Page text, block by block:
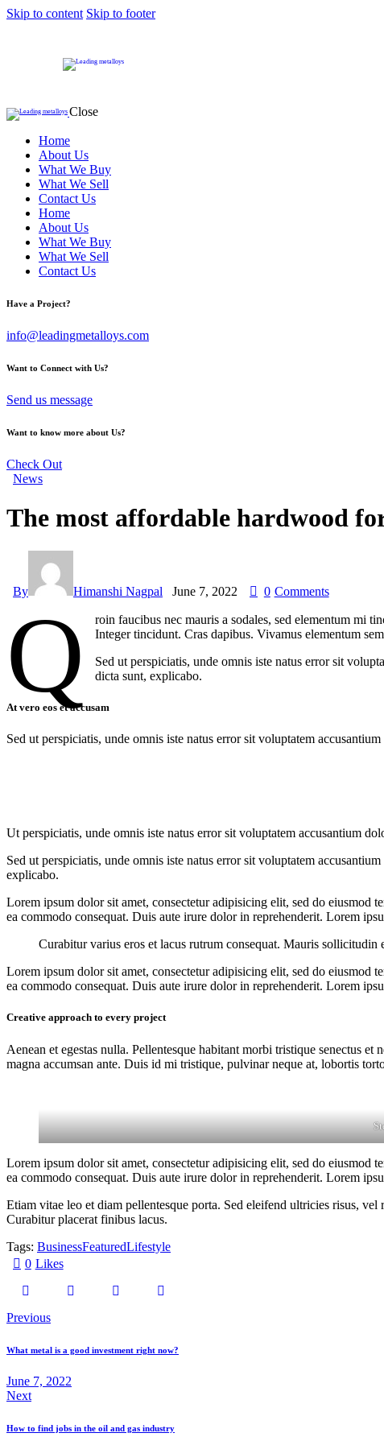
Skip to content Skip to footer
Close
Home
About Us
What We Buy
What We Sell
Contact Us
Home
About Us
What We Buy
What We Sell
Contact Us
Have a Project?
info@leadingmetalloys.com
Want to Connect with Us?
Send us message
Want to know more about Us?
Check Out
News
The most affordable hardwood
By Himanshi Nagpal June 7, 2022 0 Comments
Q
roin faucibus nec mauris a sodales, sed elementum mi
Integer tincidunt. Cras dapibus. Vivamus elementum
Sed ut perspiciatis, unde omnis iste natus error sit
dicta sunt, explicabo.
At vero eos et accusam
Sed ut perspiciatis, unde omnis iste natus error sit voluptatem
Ut perspiciatis, unde omnis iste natus error sit voluptatem accusantium
Sed ut perspiciatis, unde omnis iste natus error sit voluptatem
explicabo.
Lorem ipsum dolor sit amet, consectetur adipisicing elit, sed do
ea commodo consequat. Duis aute irure dolor in reprehenderit. Lorem
Curabitur varius eros et lacus rutrum consequat. Mauris
Lorem ipsum dolor sit amet, consectetur adipisicing elit, sed do
ea commodo consequat. Duis aute irure dolor in reprehenderit. Lorem
Creative approach to every project
Aenean et egestas nulla. Pellentesque habitant morbi tristique senectus
magna accumsan ante. Duis id mi tristique, pulvinar neque at, lobortis
Lorem ipsum dolor sit amet, consectetur adipisicing elit, sed do
ea commodo consequat. Duis aute irure dolor in reprehenderit. Lorem
Etiam vitae leo et diam pellentesque porta. Sed eleifend ultricies risus,
Curabitur placerat finibus lacus.
Tags: BusinessFeaturedLifestyle
0 Likes
Previous
What metal is a good investment right now?
June 7, 2022
Next
How to find jobs in the oil and gas industry